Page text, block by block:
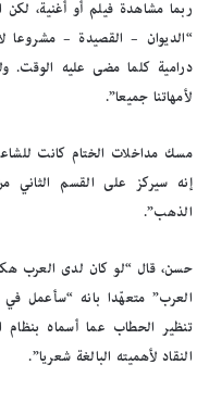
ربما مشاهدة فيلم أو أغنية،
“الديوان – القصيدة – مشروعا
درامية كلما مضى عليه الوقت.
لأمهاتنا جميعا”.
مسك مداخلات الختام كانت
إنه سيركز على القسم الثاني
الذهب”.
حسن، قال “لو كان لدى العرب هكذا
العرب” متعهّدا بانه “سأعمل
تنظير الحطاب عما أسماه بنظام
النقاد لأهميته البالغة شعريا”.